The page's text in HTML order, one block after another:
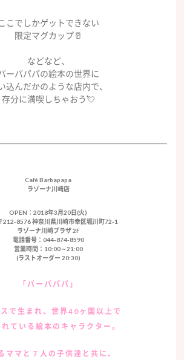
こでしかゲットできない
限定マグカップ🥛
などなど、
ーバパパの絵本の世界に
込んだかのような店内で、
存分に満喫しちゃおう💘
Café Barbapapa
ラゾーナ川崎店
OPEN：2018年3月20日(火)
212-8576 神奈川県川崎市幸区堀川町72-1
ラゾーナ川崎プラザ 2F
電話番号：044-874-8590
営業時間：10:00～21:00
(ラストオーダー 20:30)
「バーバパパ」
で生まれ、世界40ヶ国以上で
ている絵本のキャラクター。
ママと７人の子供達と共に、